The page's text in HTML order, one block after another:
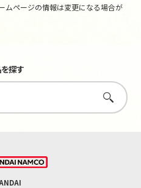
ページの情報は変更になる場合が
探す
さがす